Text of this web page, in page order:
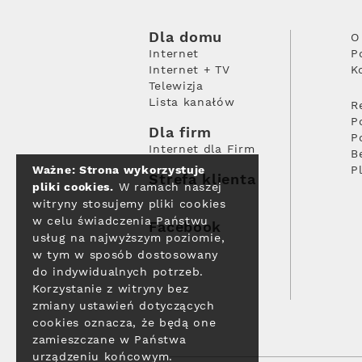
Dla domu
Internet
Internet + TV
Telewizja
Lista kanałów
Dla firm
Internet dla Firm
Strefa klienta
Facebook
Ważne: Strona wykorzystuje
pliki cookies. W ramach naszej
witryny stosujemy pliki cookies
w celu świadczenia Państwu
usług na najwyższym poziomie,
w tym w sposób dostosowany
do indywidualnych potrzeb.
Korzystanie z witryny bez
zmiany ustawień dotyczących
cookies oznacza, że będą one
zamieszczane w Państwa
urządzeniu końcowym.